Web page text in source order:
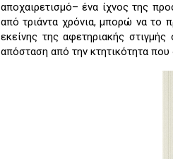
αποχαιρετισμό– ένα ίχνος της
από τριάντα χρόνια, μπορώ να το
εκείνης της αφετηριακής
απόσταση από την κτητικότητα που